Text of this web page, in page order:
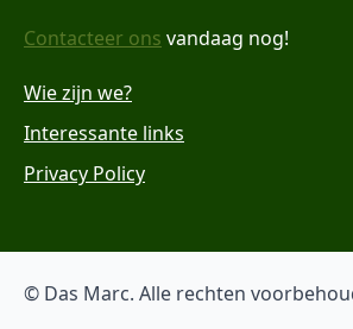
Contacteer ons vandaag nog!
Wie zijn we?
Interessante links
Privacy Policy
© Das Marc. Alle rechten